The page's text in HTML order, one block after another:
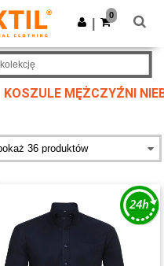
Pobierz app
0
KOSZULE MĘŻCZYŹNI